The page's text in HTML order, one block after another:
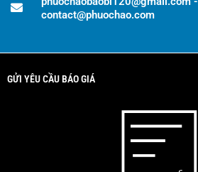
contact@phuochao.com
GỬI YÊU CẦU BÁO GIÁ